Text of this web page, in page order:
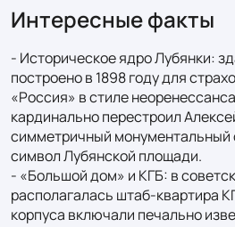
Интересные факты
- Историческое ядро Лубянки:
построено в 1898 году для
«Россия» в стиле
кардинально перестроил
симметричный
символ Лубянской площади.
- «Большой дом» и КГБ: в
располагалась штаб-квартира
корпуса включали печально